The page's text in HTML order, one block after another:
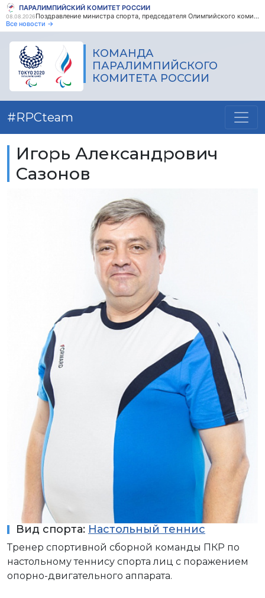
ПАРАЛИМПИЙСКИЙ КОМИТЕТ РОССИИ
08.08.2026
Поздравление министра спорта, председателя Олимпийского комитета России М.В. Дегтярева с Днем физкультурника
Все новости →
КОМАНДА
ПАРАЛИМПИЙСКОГО
КОМИТЕТА РОССИИ
#RPCteam
Игорь Александрович
Сазонов
Вид спорта: Настольный теннис
Тренер спортивной сборной команды ПКР по
настольному теннису спорта лиц с поражением
опорно-двигательного аппарата.